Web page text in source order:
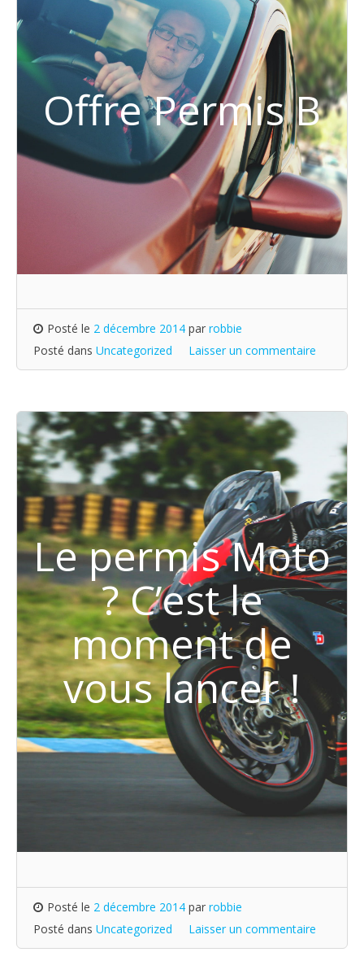
Offre Permis B
Posté le 2 décembre 2014 par robbie
Posté dans Uncategorized Laisser un commentaire
Le permis Moto
? C’est le
moment de
vous lancer !
Posté le 2 décembre 2014 par robbie
Posté dans Uncategorized Laisser un commentaire